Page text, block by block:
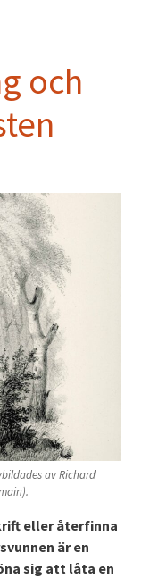
och
av Richard
eller återfinna
är en
sig att låta en